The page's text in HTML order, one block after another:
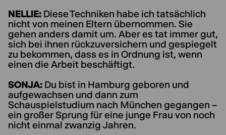
NELLIE: Diese Techniken habe ich tatsächlich
nicht von meinen Eltern übernommen. Sie
gehen anders damit um. Aber es tat immer gut,
sich bei ihnen rückzuversichern und gespiegelt
zu bekommen, dass es in Ordnung ist, wenn
einen die Arbeit beschäftigt.
SONJA: Du bist in Hamburg geboren und
aufgewachsen und dann zum
Schauspielstudium nach München gegangen –
ein großer Sprung für eine junge Frau von noch
nicht einmal zwanzig Jahren.